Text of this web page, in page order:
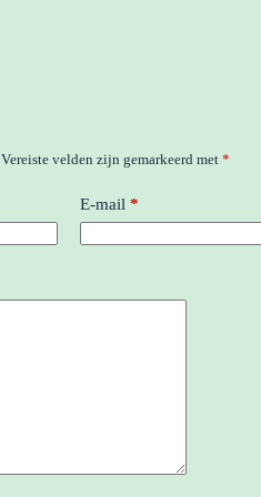
Vereiste velden zijn gemarkeerd met *
E-mail *